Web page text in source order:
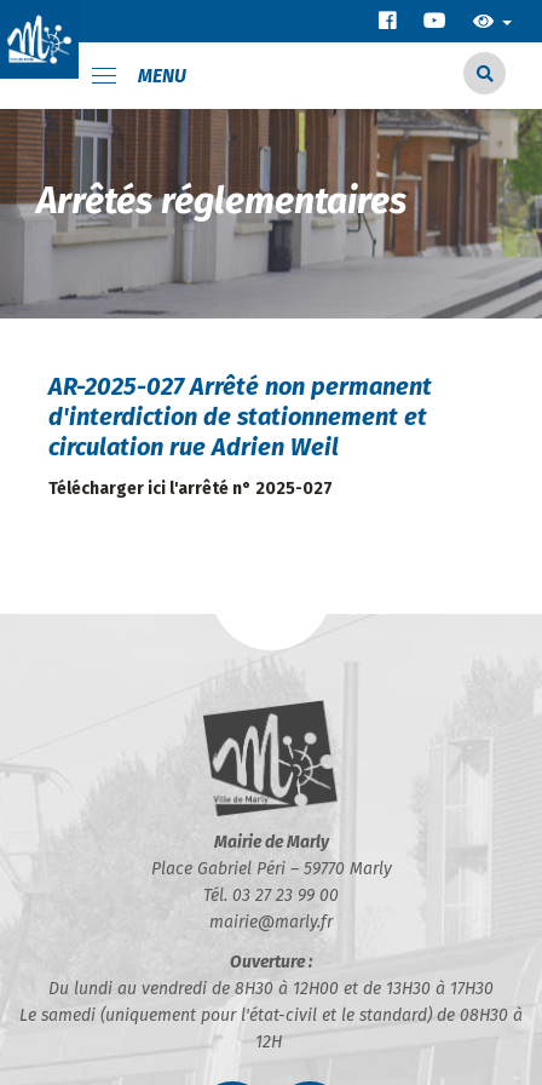
MENU
Arrêtés réglementaires
AR-2025-027 Arrêté non permanent
d'interdiction de stationnement et
circulation rue Adrien Weil
Télécharger ici l'arrêté n° 2025-027
Mairie de Marly
Place Gabriel Péri – 59770 Marly
Tél. 03 27 23 99 00
mairie@marly.fr
Ouverture :
Du lundi au vendredi de 8H30 à 12H00 et de 13H30 à 17H30
Le samedi (uniquement pour l'état-civil et le standard) de 08H30 à
12H